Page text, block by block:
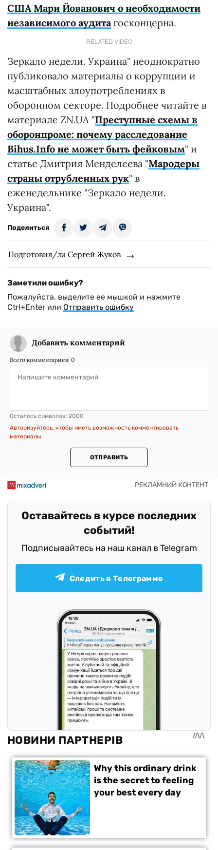
США Мари Йованович о необходимости
независимого аудитагосконцерна.
RELATED VIDEO
Зеркало недели. Украина" неоднократно
публиковало материалы о коррупции и
масштабных злоупотреблениях в
оборонном секторе. Подробнее читайте в
материале ZN.UA "Преступные схемы в
оборонпроме: почему расследование
Bihus.Info не может быть фейковым" и
статье Дмитрия Менделеева "Мародеры
страны отрубленных рук" в
еженедельнике "Зеркало недели.
Украина".
Поделиться
Подготовил/ла Сергей Жуков
Заметили ошибку?
Пожалуйста, выделите ее мышкой и нажмите
Ctrl+Enter или Отправить ошибку
Добавить комментарий
Всего комментариев: 0
Осталось символов: 2000
Авторизуйтесь, чтобы иметь возможность комментировать
материалы
ОТПРАВИТЬ
Оставайтесь в курсе последних
событий!
Подписывайтесь на наш канал в Telegram
Следить в Телеграмме